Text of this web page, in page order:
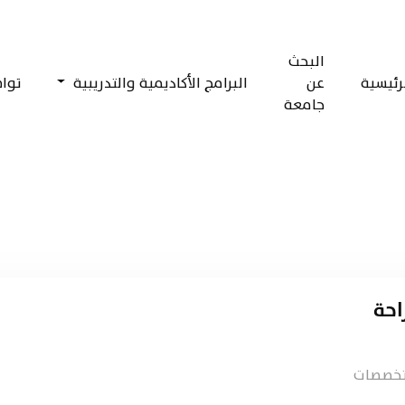
البحث
عن
جامعة
البرامج الأكاديمية والتدريبية